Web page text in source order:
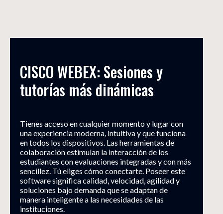
CISCO WEBEX: Sesiones y
tutorías más dinámicas
Tienes acceso en cualquier momento y lugar con
una experiencia moderna, intuitiva y que funciona
en todos los dispositivos. Las herramientas de
colaboración estimulan la interacción de los
estudiantes con evaluaciones integradas y con más
sencillez. Tú eliges cómo conectarte. Poseer este
software significa calidad, velocidad, agilidad y
soluciones bajo demanda que se adaptan de
manera inteligente a las necesidades de las
instituciones.